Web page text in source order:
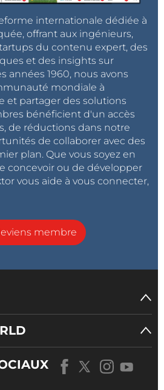
internationale dédiée à
offrant aux ingénieurs,
du contenu expert, des
et des insights sur
années 1960, nous avons
mondiale à
et partager des solutions
bénéficient d'un accès
de réductions dans notre
de collaborer avec des
plan. Que vous soyez en
concevoir ou de développer
vous aide à vous connecter,
membre